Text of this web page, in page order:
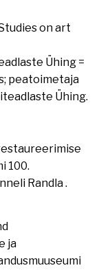
on art
Ühing =
peatoimetaja
Ühing.
100.
Randla .
ja